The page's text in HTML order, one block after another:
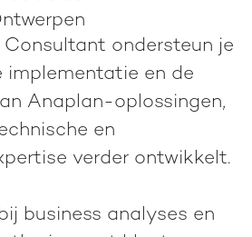
Consultant ondersteun je
implementatie en de
Anaplan-oplossingen,
en
verder ontwikkelt.
business analyses en